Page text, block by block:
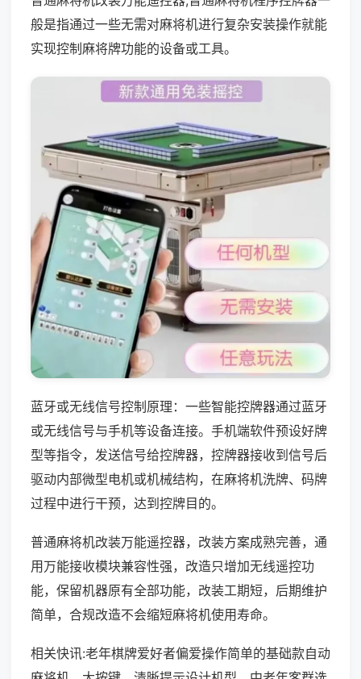
般是指通过一些无需对麻将机进行复杂安装操作就能
实现控制麻将牌功能的设备或工具。
蓝牙或无线信号控制原理：一些智能控牌器通过蓝牙
或无线信号与手机等设备连接。手机端软件预设好牌
型等指令，发送信号给控牌器，控牌器接收到信号后
驱动内部微型电机或机械结构，在麻将机洗牌、码牌
过程中进行干预，达到控牌目的。
普通麻将机改装万能遥控器，改装方案成熟完善，通
用万能接收模块兼容性强，改造只增加无线遥控功
能，保留机器原有全部功能，改装工期短，后期维护
简单，合规改造不会缩短麻将机使用寿命。
相关快讯:老年棋牌爱好者偏爱操作简单的基础款自动